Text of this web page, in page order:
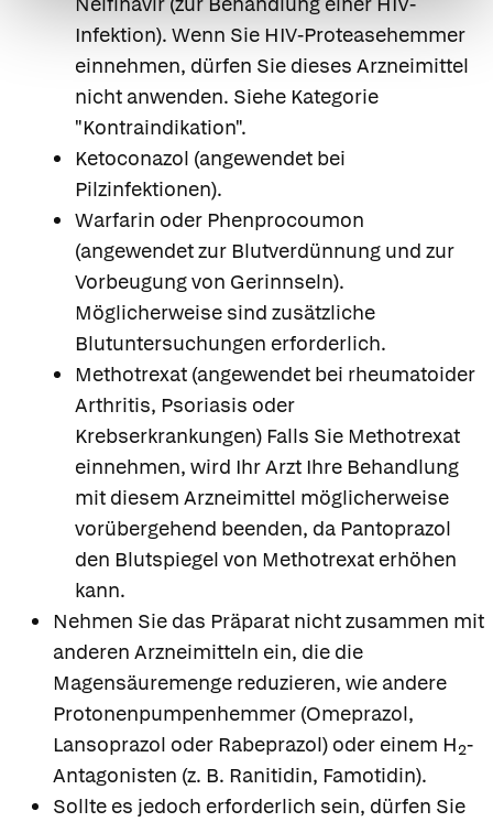
Infektion). Wenn Sie HIV-Proteasehemmer
einnehmen, dürfen Sie dieses Arzneimittel
nicht anwenden. Siehe Kategorie
"Kontraindikation".
Ketoconazol (angewendet bei
Pilzinfektionen).
Warfarin oder Phenprocoumon
(angewendet zur Blutverdünnung und zur
Vorbeugung von Gerinnseln).
Möglicherweise sind zusätzliche
Blutuntersuchungen erforderlich.
Methotrexat (angewendet bei rheumatoider
Arthritis, Psoriasis oder
Krebserkrankungen) Falls Sie Methotrexat
einnehmen, wird Ihr Arzt Ihre Behandlung
mit diesem Arzneimittel möglicherweise
vorübergehend beenden, da Pantoprazol
den Blutspiegel von Methotrexat erhöhen
kann.
Nehmen Sie das Präparat nicht zusammen mit
anderen Arzneimitteln ein, die die
Magensäuremenge reduzieren, wie andere
Protonenpumpenhemmer (Omeprazol,
Lansoprazol oder Rabeprazol) oder einem H2-
Antagonisten (z. B. Ranitidin, Famotidin).
Sollte es jedoch erforderlich sein, dürfen Sie